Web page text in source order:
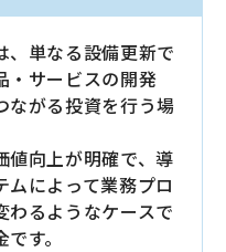
、単なる設備更新で
・サービスの開発
ながる投資を行う場
値向上が明確で、導
ムによって業務プロ
わるようなケースで
す。